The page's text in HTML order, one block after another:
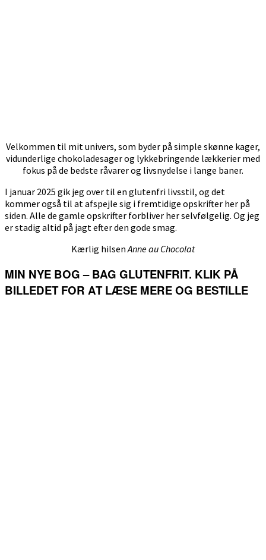
Velkommen til mit univers, som byder på simple skønne kager,
vidunderlige chokoladesager og lykkebringende lækkerier med
fokus på de bedste råvarer og livsnydelse i lange baner.
I januar 2025 gik jeg over til en glutenfri livsstil, og det
kommer også til at afspejle sig i fremtidige opskrifter her på
siden. Alle de gamle opskrifter forbliver her selvfølgelig. Og jeg
er stadig altid på jagt efter den gode smag.
Kærlig hilsenAnne au Chocolat
MIN NYE BOG – BAG GLUTENFRIT. KLIK PÅ
BILLEDET FOR AT LÆSE MERE OG BESTILLE